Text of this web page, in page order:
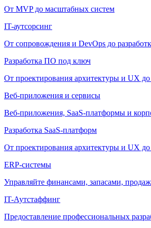
От MVP до масштабных систем
IT-аутсорсинг
От сопровождения и DevOps до
Разработка ПО под ключ
От проектирования архитектуры и UX
Веб-приложения и сервисы
Веб-приложения, SaaS-платформы и
Разработка SaaS-платформ
От проектирования архитектуры и UX
ERP-системы
Управляйте финансами, запасами,
IT-Аутстаффинг
Предоставление профессиональных